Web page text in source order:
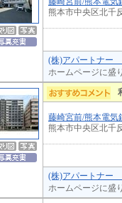
熊本市中央区北千
(株)アパートナー
ホームページに盛
藤崎宮前/熊本電気
熊本市中央区北千
(株)アパートナー
ホームページに盛